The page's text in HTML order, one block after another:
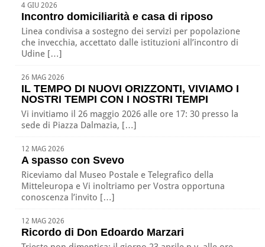
4 GIU 2026
Incontro domiciliarità e casa di riposo
Linea condivisa a sostegno dei servizi per popolazione
che invecchia, accettato dalle istituzioni all’incontro di
Udine […]
26 MAG 2026
IL TEMPO DI NUOVI ORIZZONTI, VIVIAMO I
NOSTRI TEMPI CON I NOSTRI TEMPI
Vi invitiamo il 26 maggio 2026 alle ore 17: 30 presso la
sede di Piazza Dalmazia, […]
12 MAG 2026
A spasso con Svevo
Riceviamo dal Museo Postale e Telegrafico della
Mitteleuropa e Vi inoltriamo per Vostra opportuna
conoscenza l’invito […]
12 MAG 2026
Ricordo di Don Edoardo Marzari